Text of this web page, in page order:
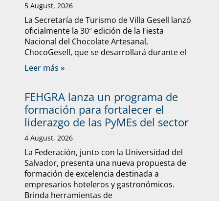
5 August, 2026
La Secretaría de Turismo de Villa Gesell lanzó
oficialmente la 30ª edición de la Fiesta
Nacional del Chocolate Artesanal,
ChocoGesell, que se desarrollará durante el
Leer más »
FEHGRA lanza un programa de
formación para fortalecer el
liderazgo de las PyMEs del sector
4 August, 2026
La Federación, junto con la Universidad del
Salvador, presenta una nueva propuesta de
formación de excelencia destinada a
empresarios hoteleros y gastronómicos.
Brinda herramientas de